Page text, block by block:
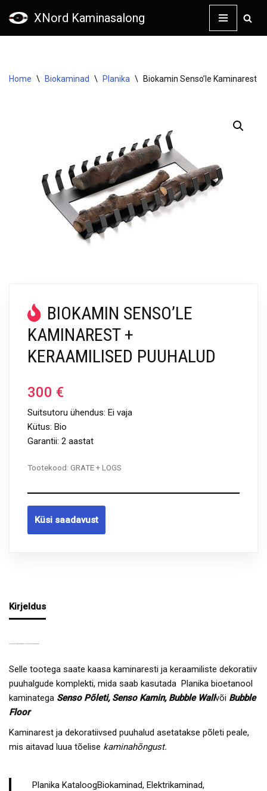
XNord Kaminasalong
Home \ Biokaminad \ Planika \ Biokamin Senso’le Kaminarest
BIOKAMIN SENSO’LE
KAMINAREST +
KERAAMILISED PUUHALUD
300 €
Suitsutoru ühendus: Ei vaja
Kütus: Bio
Garantii: 2 aastat
Tootekood: GRATE + LOGS
Küsi saadavust
Kirjeldus
Selle tootega saate kaasa kaminaresti ja keraamiliste dekoratiiv
puuhalgude komplekti, mida saab kasutada Planika bioetanool
kaminatega Senso Põleti, Senso Kamin, Bubble Wallvõi Bubble
Floor
Kaminarest ja dekoratiivsed puuhalud asetatakse põleti peale,
mis aitavad luua tõelise kaminahõngust.
Planika KataloogBiokaminad, Elektrikaminad,